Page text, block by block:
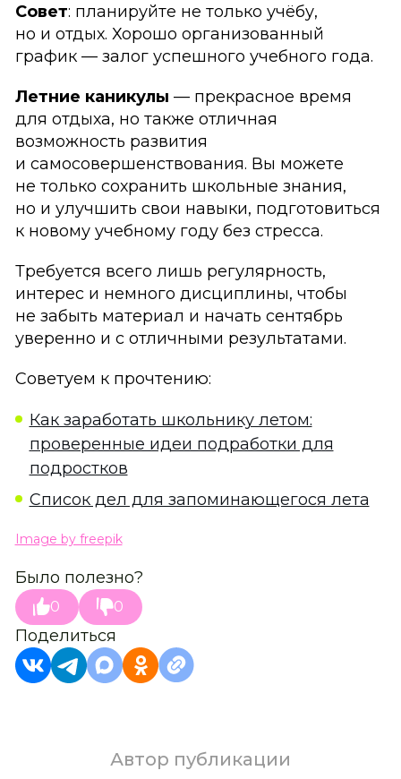
Совет: планируйте не только учёбу,
но и отдых. Хорошо организованный
график — залог успешного учебного года.
Летние каникулы — прекрасное время
для отдыха, но также отличная
возможность развития
и самосовершенствования. Вы можете
не только сохранить школьные знания,
но и улучшить свои навыки, подготовиться
к новому учебному году без стресса.
Требуется всего лишь регулярность,
интерес и немного дисциплины, чтобы
не забыть материал и начать сентябрь
уверенно и с отличными результатами.
Советуем к прочтению:
Как заработать школьнику летом:
проверенные идеи подработки для
подростков
Список дел для запоминающегося лета
Image by freepik
Было полезно?
0 0
Поделиться
Автор публикации